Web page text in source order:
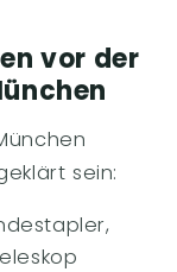
vor der
sein: